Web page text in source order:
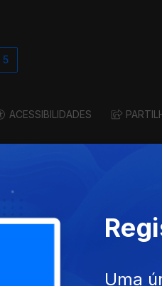
5
ACESSIBILIDADES
Uma